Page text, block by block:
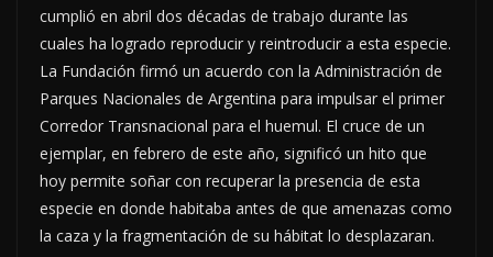
cumplió en abril dos décadas de trabajo durante las
cuales ha logrado reproducir y reintroducir a esta especie.
La Fundación firmó un acuerdo con la Administración de
Parques Nacionales de Argentina para impulsar el primer
Corredor Transnacional para el huemul. El cruce de un
ejemplar, en febrero de este año, significó un hito que
hoy permite soñar con recuperar la presencia de esta
especie en donde habitaba antes de que amenazas como
la caza y la fragmentación de su hábitat lo desplazaran.